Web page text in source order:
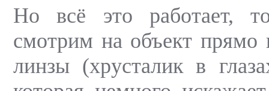
Но всё это работает,
смотрим на объект прямо
линзы (хрусталик в